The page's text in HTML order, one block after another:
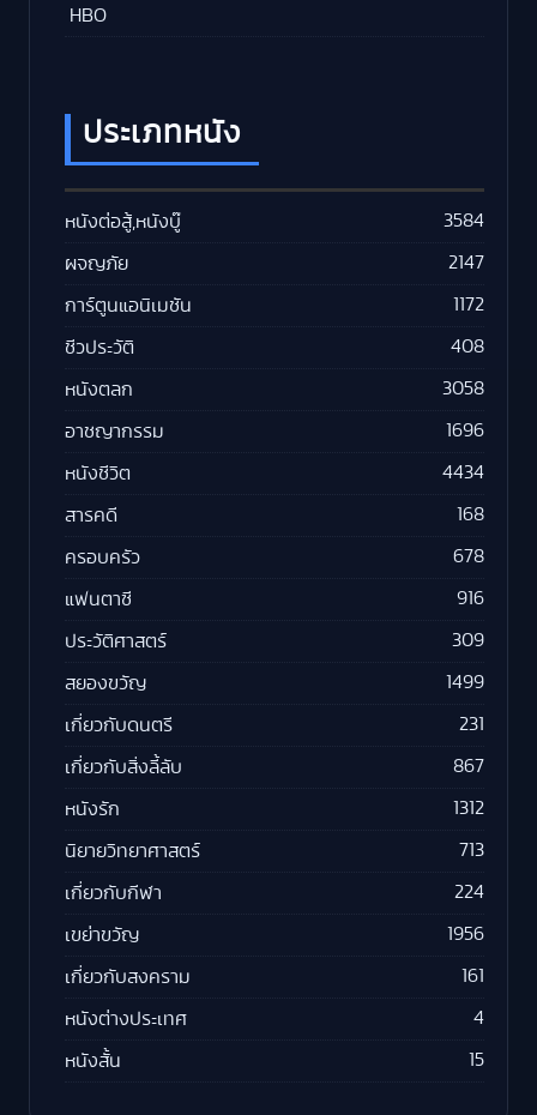
HBO
ประเภทหนัง
หนังต่อสู้,หนังบู๊ 3584
ผจญภัย 2147
การ์ตูนแอนิเมชัน 1172
ชีวประวัติ 408
หนังตลก 3058
อาชญากรรม 1696
หนังชีวิต 4434
สารคดี 168
ครอบครัว 678
แฟนตาซี 916
ประวัติศาสตร์ 309
สยองขวัญ 1499
เกี่ยวกับดนตรี 231
เกี่ยวกับสิ่งลี้ลับ 867
หนังรัก 1312
นิยายวิทยาศาสตร์ 713
เกี่ยวกับกีฬา 224
เขย่าขวัญ 1956
เกี่ยวกับสงคราม 161
หนังต่างประเทศ 4
หนังสั้น 15